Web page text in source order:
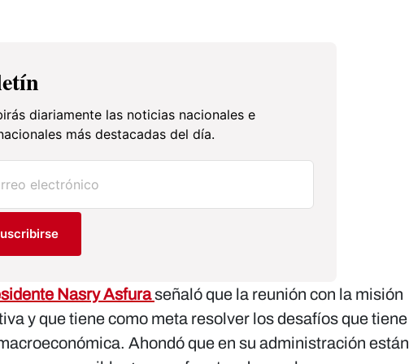
diariamente las noticias nacionales e
más destacadas del día.
Nasry Asfuraseñaló que la reunión con la misión
y que tiene como meta resolver los desafíos que tiene
Ahondó que en su administración están